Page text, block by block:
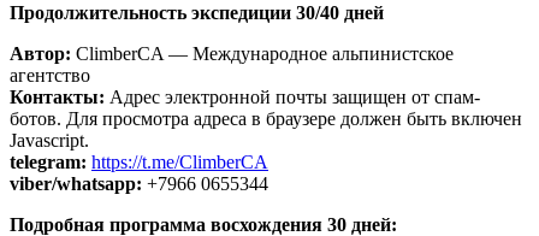
Продолжительность экспедиции 30/40 дней
Автор: ClimberCA — Международное альпинистское
агентство
Контакты: Адрес электронной почты защищен от спам-
ботов. Для просмотра адреса в браузере должен быть включен
Javascript.
telegram: https://t.me/ClimberCA
viber/whatsapp: +7966 0655344
Подробная программа восхождения 30 дней: